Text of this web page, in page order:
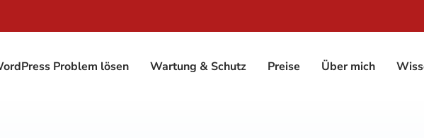
Problem lösen Wartung & Schutz Preise Über mich